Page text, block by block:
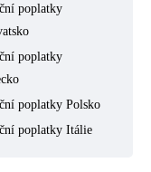
poplatky
poplatky
poplatky Polsko
poplatky Itálie